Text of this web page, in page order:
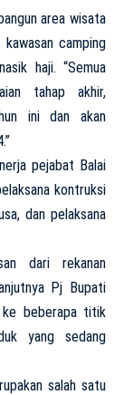
area wisata
camping
haji. “Semua
tahap akhir,
ini dan akan
pejabat Balai
kontruksi
dan pelaksana
dari rekanan
Pj Bupati
ke beberapa titik
yang sedang
salah satu